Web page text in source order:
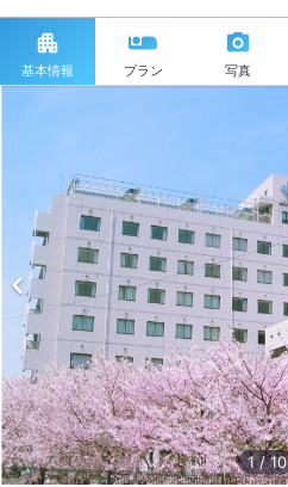
基本情報 プラン 写真
1 /10